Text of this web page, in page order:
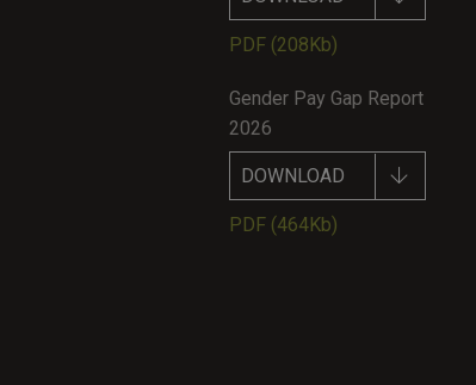
PDF (208Kb)
Gender Pay Gap Report
2026
DOWNLOAD
PDF (464Kb)